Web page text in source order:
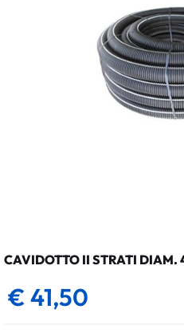
CAVIDOTTO II STRATI DIAM.
€ 41,50